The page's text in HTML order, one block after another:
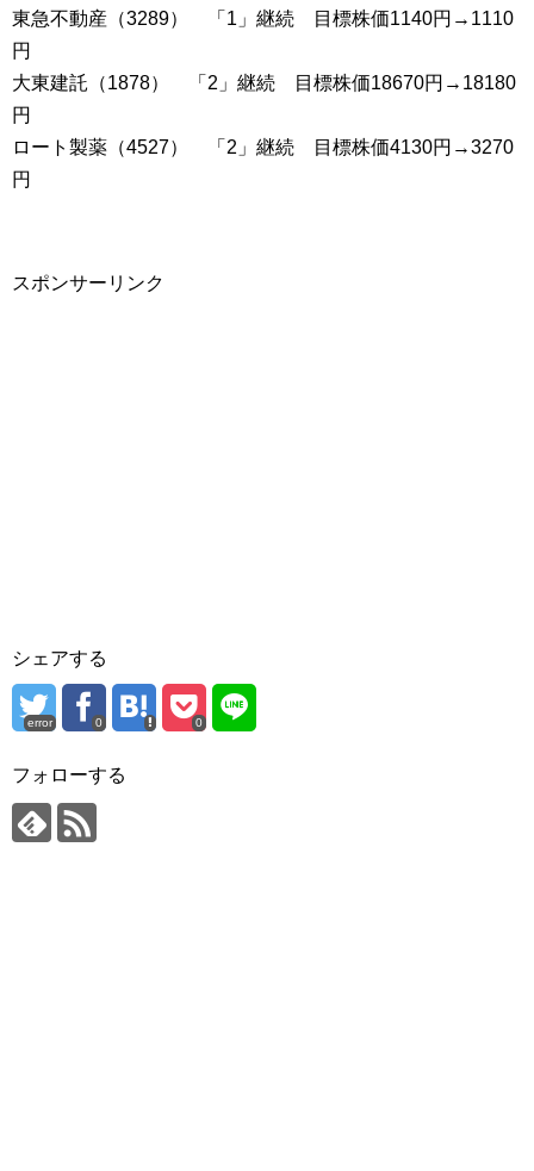
東急不動産（3289） 「1」継続 目標株価1140円→1110
円
大東建託（1878） 「2」継続 目標株価18670円→18180
円
ロート製薬（4527） 「2」継続 目標株価4130円→3270
円
スポンサーリンク
シェアする
error 0 0
フォローする